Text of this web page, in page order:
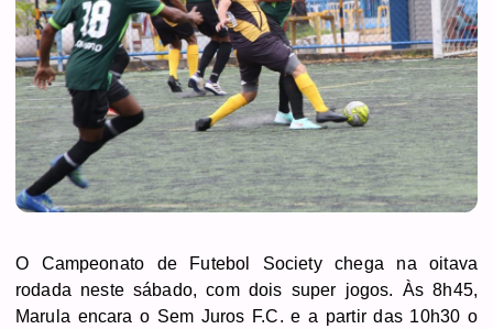
O Campeonato de Futebol Society chega na oitava
rodada neste sábado, com dois super jogos. Às 8h45,
Marula encara o Sem Juros F.C. e a partir das 10h30 o